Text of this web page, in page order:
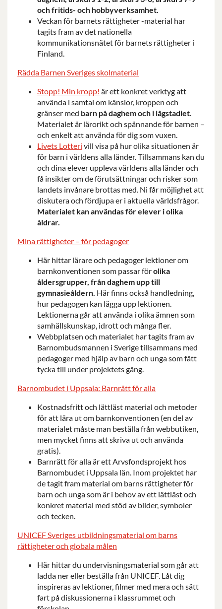
och fritids- och hobbyverksamhet.
Veckan för barnets rättigheter -material har
tagits fram av det nationella
kommunikationsnätet för barnets rättigheter i
Finland.
Rädda Barnen Sveriges skolmaterial
Stopp! Min kropp! är ett konkret verktyg att
använda i samtal om känslor, kroppen och
gränser med barn på daghem och i lågstadiet
Materialet är lärorikt och spännande för barnen –
och enkelt att använda för dig som vuxen.
Livets Lotteri vill visa på hur olika situationen är
för barn i världens alla länder. Tillsammans kan du
och dina elever uppleva världens alla länder och
få insikter om de förutsättningar och risker som
landets invånare brottas med. Ni får möjlighet att
diskutera och fördjupa er i aktuella världsfrågor.
Materialet kan användas för elever i olika
åldrar.
Mina rättigheter – för pedagoger
Här hittar lärare och pedagoger lektioner om
barnkonventionen som passar förolika
åldersgrupper, från daghem upp till
gymnasieåldern. Här finns också handledning,
hur pedagogen kan lägga upp lektionen.
Lektionerna går att använda i olika ämnen som
samhällskunskap, idrott och många fler.
Webbplatsen och materialet har tagits fram av
Barnombudsmannen i Sverige tillsammans med
pedagoger med hjälp av barn och unga som fått
tycka till under projektets gång.
Barnombudet i Uppsala: Barnrätt för alla
Kostnadsfritt och lättläst material och metoder
för att lära ut om barnkonventionen (en del av
materialet måste man beställa från webbutiken,
men mycket finns att skriva ut och använda
gratis).
Barnrätt för alla är ett Arvsfondsprojekt hos
Barnombudet i Uppsala län. Inom projektet har
de tagit fram material om barns rättigheter för
barn och unga som är i behov av ett lättläst och
konkret material med stöd av bilder, symboler
och tecken.
UNICEF Sveriges utbildningsmaterial om barns
rättigheter och globala målen
Här hittar du undervisningsmaterial som går att
ladda ner eller beställa från UNICEF. Låt dig
inspireras av lektioner, filmer med mera och sätt
fart på diskussionerna i klassrummet och